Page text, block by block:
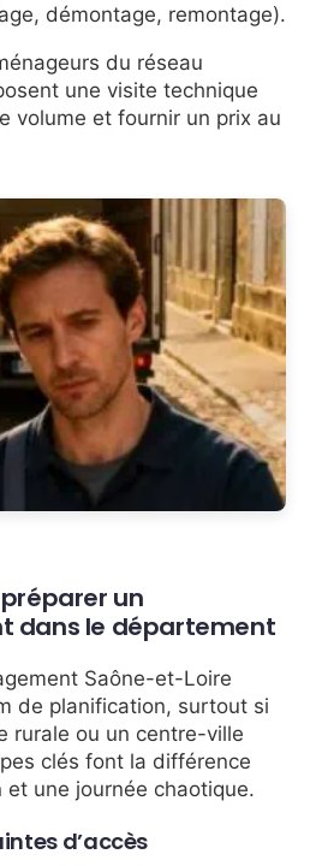
démontage, remontage).
du réseau
une visite technique
volume et fournir un prix au
un
dans le département
Saône-et-Loire
de planification, surtout si
rurale ou un centre-ville
clés font la différence
une journée chaotique.
d’accès